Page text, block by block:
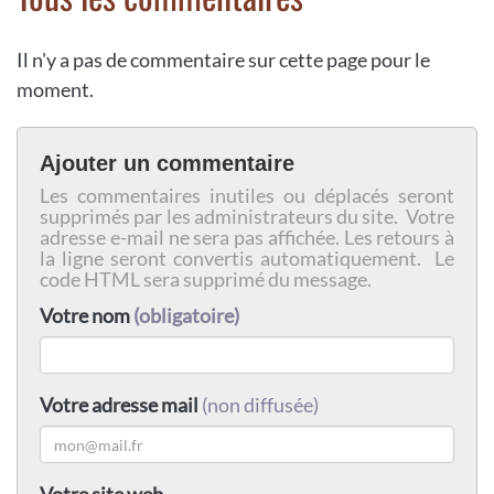
Il n'y a pas de commentaire sur cette page pour le
moment.
Ajouter un commentaire
Les commentaires inutiles ou déplacés seront
supprimés par les administrateurs du site. Votre
adresse e-mail ne sera pas affichée. Les retours à
la ligne seront convertis automatiquement. Le
code HTML sera supprimé du message.
Votre nom(obligatoire)
Votre adresse mail (non diffusée)